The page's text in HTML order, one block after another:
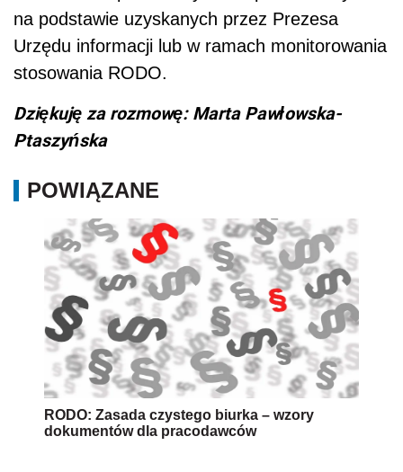
na podstawie uzyskanych przez Prezesa
Urzędu informacji lub w ramach monitorowania
stosowania RODO.
Dziękuję za rozmowę: Marta Pawłowska-
Ptaszyńska
POWIĄZANE
RODO: Zasada czystego biurka – wzory
dokumentów dla pracodawców